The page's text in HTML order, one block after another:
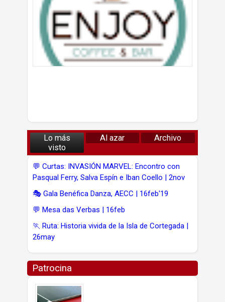
Lo más
visto
Al azar Archivo
💬 Curtas: INVASIÓN MARVEL: Encontro con
Pasqual Ferry, Salva Espín e Iban Coello | 2nov
🎭 Gala Benéfica Danza, AECC | 16feb'19
💬 Mesa das Verbas | 16feb
🏃 Ruta: Historia vivida de la Isla de Cortegada |
26may
Patrocina